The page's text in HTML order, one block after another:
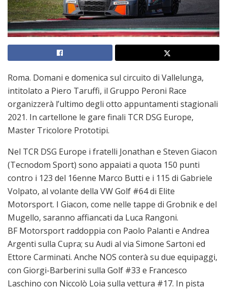
Roma. Domani e domenica sul circuito di Vallelunga,
intitolato a Piero Taruffi, il Gruppo Peroni Race
organizzerà l’ultimo degli otto appuntamenti stagionali
2021. In cartellone le gare finali TCR DSG Europe,
Master Tricolore Prototipi.
Nel TCR DSG Europe i fratelli Jonathan e Steven Giacon
(Tecnodom Sport) sono appaiati a quota 150 punti
contro i 123 del 16enne Marco Butti e i 115 di Gabriele
Volpato, al volante della VW Golf #64 di Elite
Motorsport. I Giacon, come nelle tappe di Grobnik e del
Mugello, saranno affiancati da Luca Rangoni.
BF Motorsport raddoppia con Paolo Palanti e Andrea
Argenti sulla Cupra; su Audi al via Simone Sartoni ed
Ettore Carminati. Anche NOS conterà su due equipaggi,
con Giorgi-Barberini sulla Golf #33 e Francesco
Laschino con Niccolò Loia sulla vettura #17. In pista